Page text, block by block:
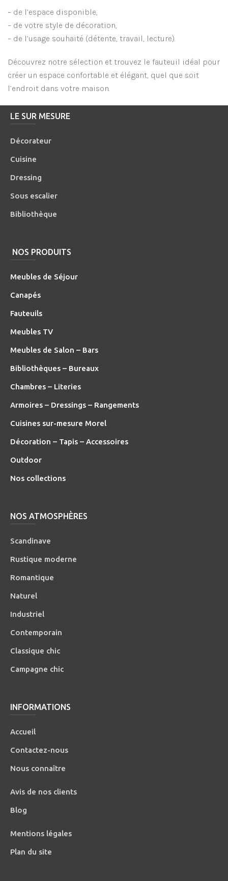
– de l’espace disponible,
– de votre style de décoration,
– de l’usage souhaité (détente, travail, lecture).
Découvrez notre sélection et trouvez le fauteuil idéal pour
créer un espace confortable et élégant, quel que soit
l’endroit dans votre maison.
LE SUR MESURE
Décorateur
Cuisine
Dressing
Sous escalier
Bibliothèque
NOS PRODUITS
Meubles de Séjour
Canapés
Fauteuils
Meubles TV
Meubles de Salon – Bars
Bibliothèques – Bureaux
Chambres – Literies
Armoires – Dressings – Rangements
Cuisines sur-mesure Morel
Décoration – Tapis – Accessoires
Outdoor
Nos collections
NOS ATMOSPHÈRES
Scandinave
Rustique moderne
Romantique
Naturel
Industriel
Contemporain
Classique chic
Campagne chic
INFORMATIONS
Accueil
Contactez-nous
Nous connaître
Avis de nos clients
Blog
Mentions légales
Plan du site